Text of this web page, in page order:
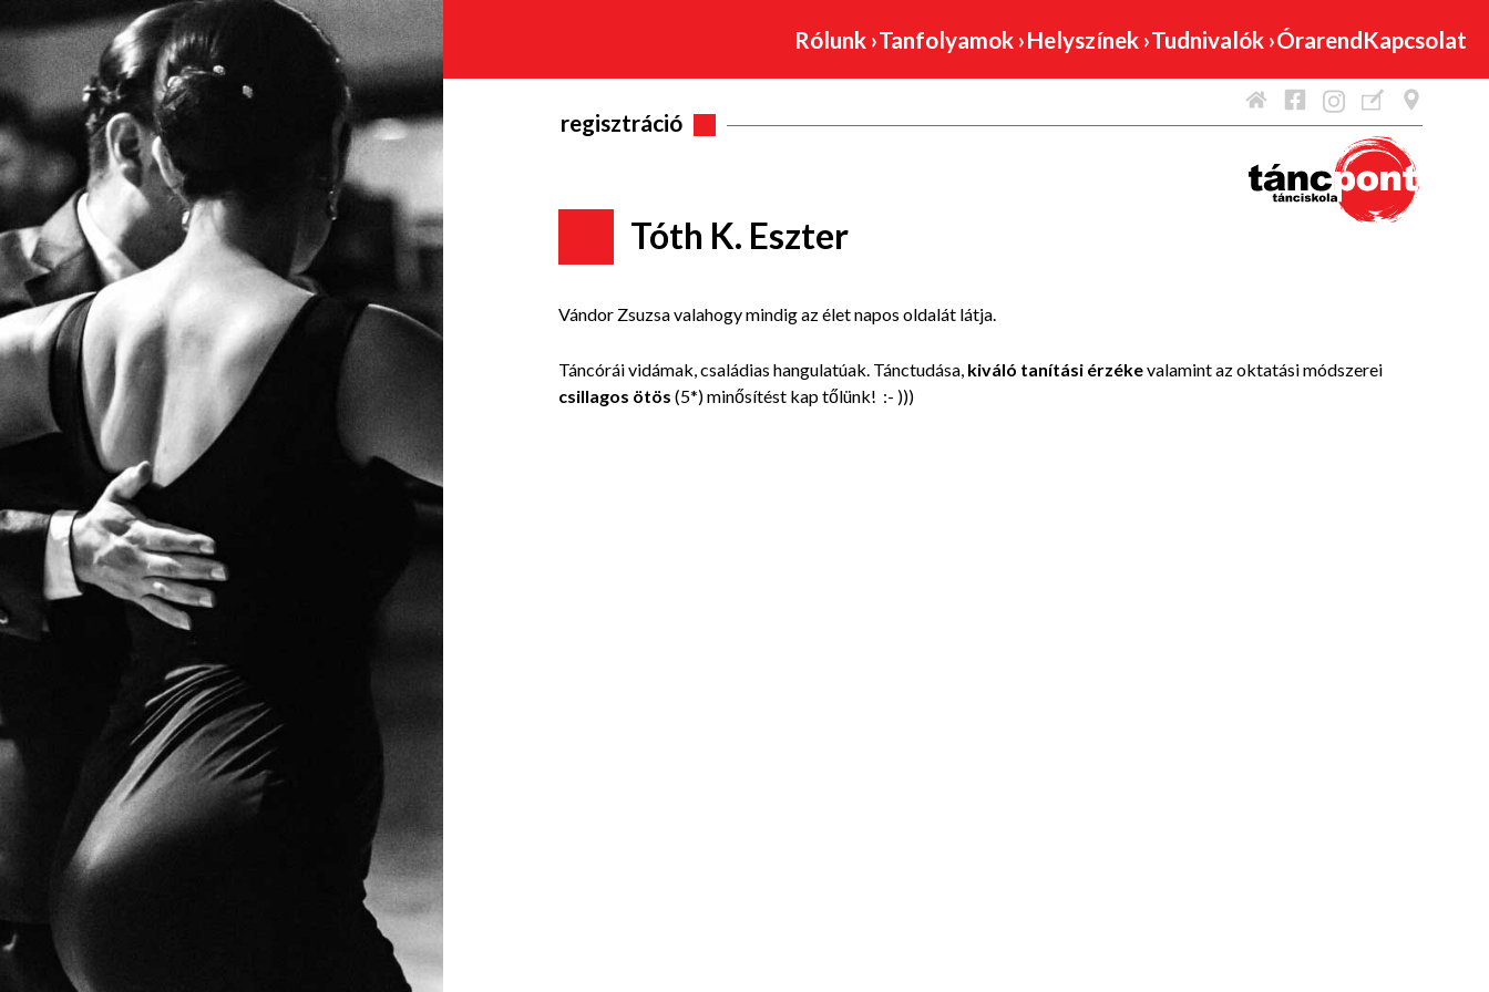
Rólunk ›Tanfolyamok ›Helyszínek ›Tudnivalók ›ÓrarendKapcsolat
regisztráció
Tóth K. Eszter
Vándor Zsuzsa valahogy mindig az élet napos oldalát látja.
Táncórái vidámak, családias hangulatúak. Tánctudása, kiváló tanítási érzékevalamint az oktatási módszerei
csillagos ötös (5*) minősítést kap tőlünk! :- )))